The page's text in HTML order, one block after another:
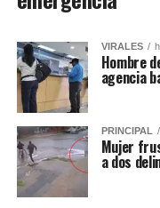
VIRALES
Hombre
agencia
PRINCIPAL
Mujer
a dos